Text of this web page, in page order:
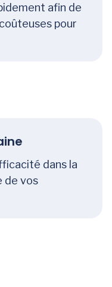
afin de
pour
dans la
de vos